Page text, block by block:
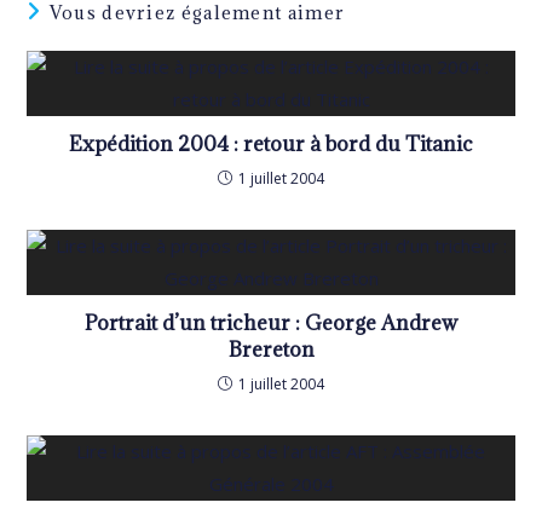
Vous devriez également aimer
Expédition 2004 : retour à bord du Titanic
1 juillet 2004
Portrait d’un tricheur : George Andrew
Brereton
1 juillet 2004